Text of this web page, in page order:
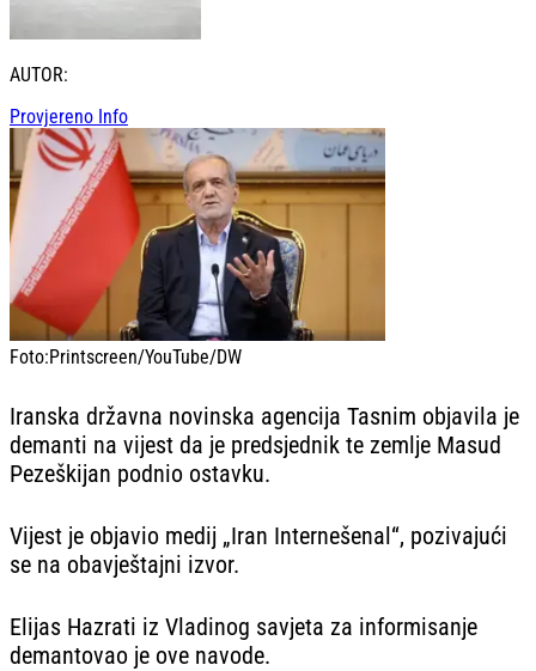
AUTOR:
Provjereno Info
Foto:Printscreen/YouTube/DW
Iranska državna novinska agencija Tasnim objavila je
demanti na vijest da je predsjednik te zemlje Masud
Pezeškijan podnio ostavku.
Vijest je objavio medij „Iran Internešenal“, pozivajući
se na obavještajni izvor.
Elijas Hazrati iz Vladinog savjeta za informisanje
demantovao je ove navode.